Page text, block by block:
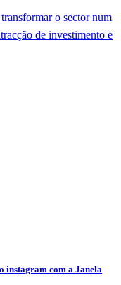
o sector num
de investimento e
instagram com a Janela